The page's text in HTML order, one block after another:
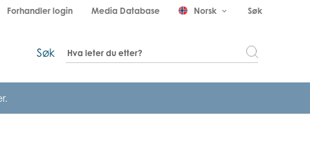
Forhandler login Media Database Norsk keyboard_arrow_down Søk
Søk